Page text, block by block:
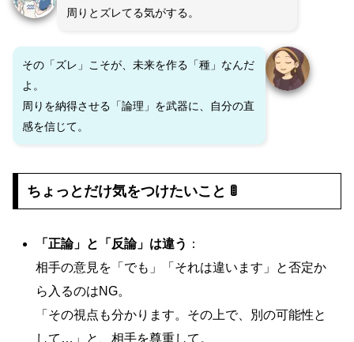
周りとズレてる気がする。
その「ズレ」こそが、未来を作る「種」なんだ
よ。
周りを納得させる「論理」を武器に、自分の直
感を信じて。
ちょっとだけ気をつけたいこと 🚦
「正論」と「反論」は違う ：
相手の意見を「でも」「それは違います」と否定か
ら入るのはNG。
「その視点も分かります。その上で、別の可能性と
して…」と、相手を尊重して。